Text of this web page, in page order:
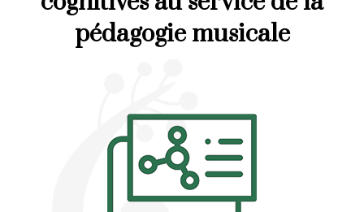
pédagogie musicale